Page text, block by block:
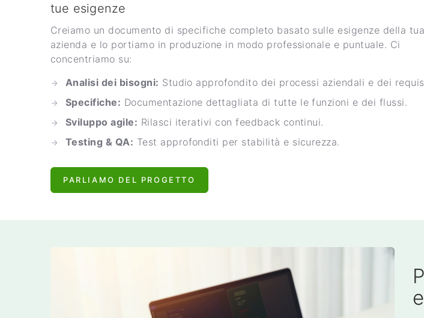
tue esigenze
Creiamo un documento di specifiche completo basato sulle esigenze della tua
azienda e lo portiamo in produzione in modo professionale e puntuale. Ci
concentriamo su:
Analisi dei bisogni: Studio approfondito dei processi aziendali e dei
Specifiche: Documentazione dettagliata di tutte le funzioni e dei flussi.
Sviluppo agile: Rilasci iterativi con feedback continui.
Testing & QA: Test approfonditi per stabilità e sicurezza.
PARLIAMO DEL PROGETTO